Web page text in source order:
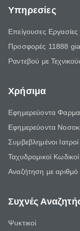
Υπηρεσίες
Επείγουσες Εργασίες
Προσφορές 11888
Ραντεβού με
Χρήσιμα
Εφημερεύοντα
Εφημερεύοντα
Συμβεβλημένοι
Ταχυδρομικοί Κωδικοί
Αναζήτηση με αριθμό
Συχνές
Ψυκτικοί